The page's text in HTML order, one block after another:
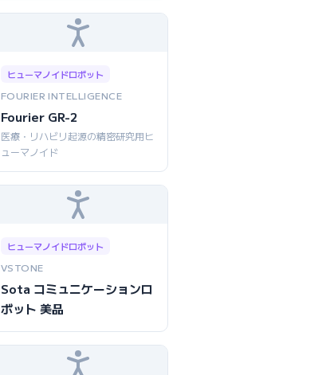
ヒューマノイドロボット
FOURIER INTELLIGENCE
Fourier GR-2
医療・リハビリ起源の精密研究用ヒ
ューマノイド
ヒューマノイドロボット
VSTONE
Sota コミュニケーションロ
ボット 美品